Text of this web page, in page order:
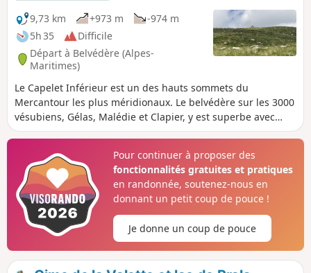
9,73 km
+973 m
-974 m
5h 35
Difficile
Départ à Belvédère (Alpes-
Maritimes)
Le Capelet Inférieur est un des hauts sommets du
Mercantour les plus méridionaux. Le belvédère sur les 3000
vésubiens, Gélas, Malédie et Clapier, y est superbe avec
également de beaux panoramas sur le vallon de la
Pour continuer à proposer des
fonctionnalités gratuites et pratiques
en randonnée, soutenez-nous en
donnant un petit coup de pouce !
Je donne un coup de pouce